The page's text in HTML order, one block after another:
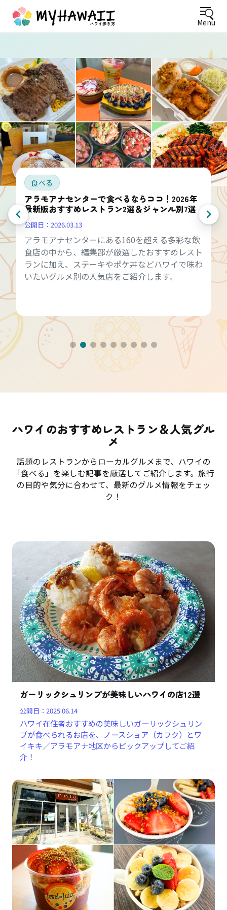
Menu
食べる
アラモアナセンターで食べるならココ！2026年
最新版おすすめレストラン2選＆ジャンル別7選
公開日： 2026.03.13
アラモアナセンターにある160を超える多彩な飲
食店の中から、編集部が厳選したおすすめレスト
ランに加え、ステーキやポケ丼などハワイで味わ
いたいグルメ別の人気店をご紹介します。
ハワイのおすすめレストラン＆人気グル
メ
話題のレストランからローカルグルメまで、ハワイの
「食べる」を楽しむ記事を厳選してご紹介します。旅行
の目的や気分に合わせて、最新のグルメ情報をチェッ
ク！
ガーリックシュリンプが美味しいハワイの店12選
公開日：2025.06.14
ハワイ在住者おすすめの美味しいガーリックシュリン
プが食べられるお店を、ノースショア（カフク）とワ
イキキ／アラモアナ地区からピックアップしてご紹
介！